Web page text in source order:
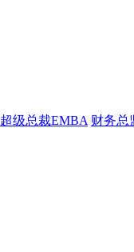
超级总裁EMBA 财务总